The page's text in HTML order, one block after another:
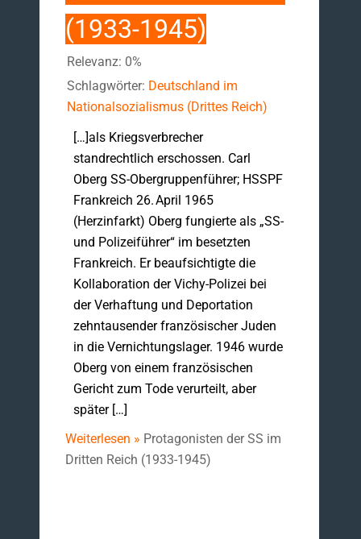
(1933-1945)
Relevanz: 0%
Schlagwörter: Deutschland im
Nationalsozialismus (Drittes Reich)
[…]als Kriegsverbrecher
standrechtlich erschossen. Carl
Oberg SS-Obergruppenführer; HSSPF
Frankreich 26. April 1965
(Herzinfarkt) Oberg fungierte als „SS-
und Polizeiführer“ im besetzten
Frankreich. Er beaufsichtigte die
Kollaboration der Vichy-Polizei bei
der Verhaftung und Deportation
zehntausender französischer Juden
in die Vernichtungslager. 1946 wurde
Oberg von einem französischen
Gericht zum Tode verurteilt, aber
später […]
Weiterlesen » Protagonisten der SS im
Dritten Reich (1933-1945)